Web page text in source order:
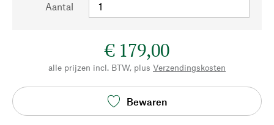
Aantal
€ 179,00
alle prijzen incl. BTW, plus Verzendingskosten
Bewaren